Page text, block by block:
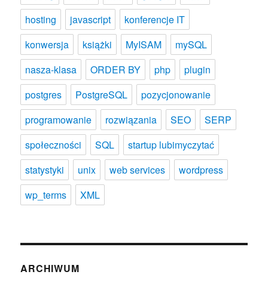
hosting
javascript
konferencje IT
konwersja
książki MyISAM
mySQL
nasza-klasa
ORDER BY php
plugin
postgres
PostgreSQL
pozycjonowanie
programowanie
rozwiązania SEO
SERP
społeczności
SQL
startup lubimyczytać
statystyki
unix web services
wordpress
wp_terms
XML
ARCHIWUM